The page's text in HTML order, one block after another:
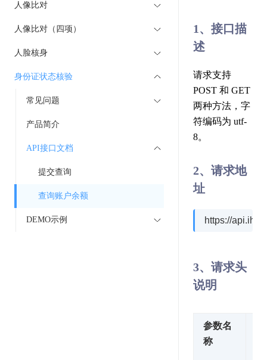
人像比对
人像比对（四项）
人脸核身
身份证状态核验
常见问题
产品简介
API接口文档
提交查询
查询账户余额
DEMO示例
1、接口描
述
请求支持
POST 和 GET
两种方法，字
符编码为 utf-
8。
2、请求地
址
https://
3、请求头
说明
参数名
称